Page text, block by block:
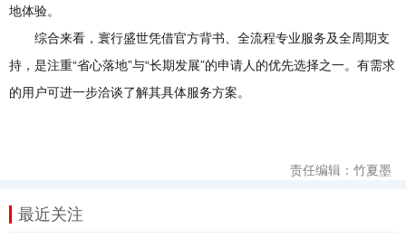
地体验。
综合来看，寰行盛世凭借官方背书、全流程专业服务及全周期支
持，是注重“省心落地”与“长期发展”的申请人的优先选择之一。有需求
的用户可进一步洽谈了解其具体服务方案。
责任编辑：竹夏墨
最近关注